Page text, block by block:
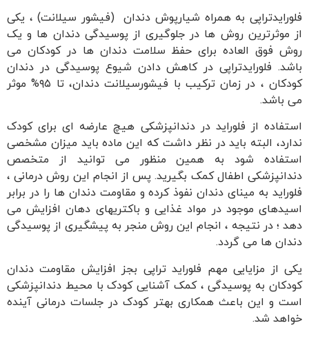
فلورایدتراپی به همراه شیارپوش دندان (فیشور سیلانت) ، یکی
از موثرترین روش ها در جلوگیری از پوسیدگی دندان ها و یک
روش فوق العاده برای حفظ سلامت دندان ها در کودکان می
باشد. فلورایدتراپی در کاهش دادن شیوع پوسیدگی در دندان
کودکان ، در زمان ترکیب با فیشورسیلانت دندان، تا ۹۵% موثر
می باشد.
استفاده از فلوراید در دندانپزشکی هیچ عارضه ای برای کودک
ندارد، البته باید در نظر داشت که این ماده باید میزان مشخصی
استفاده شود به همین منظور می توانید از متخصص
دندانپزشکی اطفال کمک بگیرید. پس از انجام این روش درمانی ،
فلوراید به مینای دندان نفوذ کرده و مقاومت دندان ها را در برابر
اسیدهای موجود در مواد غذایی و باکتریهای دهان افزایش می
دهد ؛ در نتیجه ، انجام این روش منجر به پیشگیری از پوسیدگی
دندان ها می گردد.
یکی از مزایایی مهم فلوراید تراپی بجز افزایش مقاومت دندان
کودکان به پوسیدگی ، کمک آشنایی کودک با محیط دندانپزشکی
است و این باعث همکاری بهتر کودک در جلسات درمانی آینده
خواهد شد.